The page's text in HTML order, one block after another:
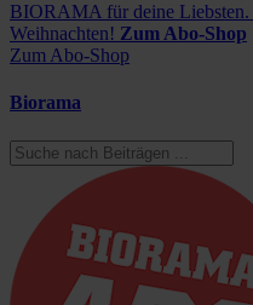
BIORAMA für deine Liebsten.
Weihnachten! Zum Abo-Shop
Zum Abo-Shop
Biorama